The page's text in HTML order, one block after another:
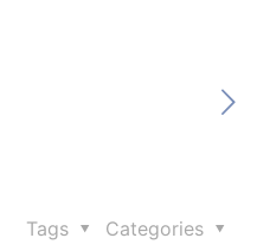
Categories
Tags